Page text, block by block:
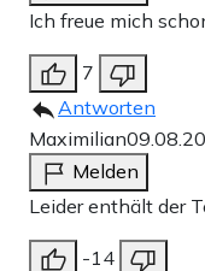
Ich freue mich
7
Antworten
Maximilian
Melden
Leider enthält der
-14